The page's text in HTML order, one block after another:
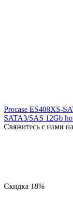
Procase ES408XS-
SATA3/SAS 12Gb
Свяжитесь с нами
Скидка 18%